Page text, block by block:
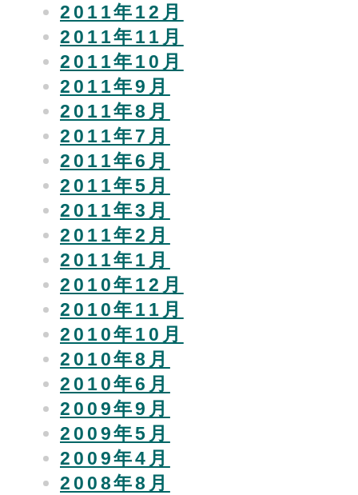
2011年12月
2011年11月
2011年10月
2011年9月
2011年8月
2011年7月
2011年6月
2011年5月
2011年3月
2011年2月
2011年1月
2010年12月
2010年11月
2010年10月
2010年8月
2010年6月
2009年9月
2009年5月
2009年4月
2008年8月